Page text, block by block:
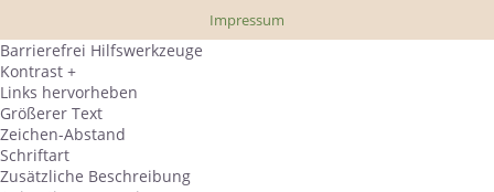
Impressum
Barrierefrei Hilfswerkzeuge
Kontrast +
Links hervorheben
Größerer Text
Zeichen-Abstand
Schriftart
Zusätzliche Beschreibung